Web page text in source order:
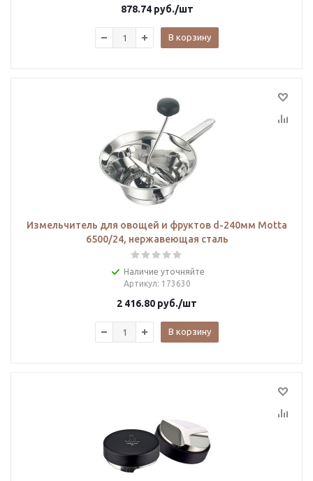
878.74руб./шт
В корзину
Измельчитель для овощей и фруктов d-240мм Motta
6500/24, нержавеющая сталь
Наличие уточняйте
Артикул: 173630
2 416.80 руб./шт
В корзину